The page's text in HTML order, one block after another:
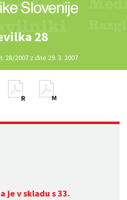
28
28/2007 z dne 29. 3. 2007
je v skladu s 33.